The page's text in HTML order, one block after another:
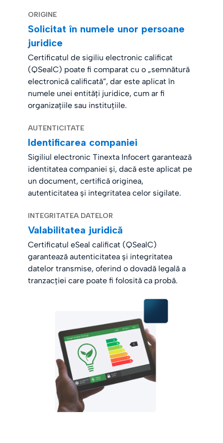
ORIGINE
Solicitat în numele unor persoane
juridice
Certificatul de sigiliu electronic calificat
(QSealC) poate fi comparat cu o „semnătură
electronică calificată”, dar este aplicat în
numele unei entități juridice, cum ar fi
organizațiile sau instituțiile.
AUTENTICITATE
Identificarea companiei
Sigiliul electronic Tinexta Infocert garantează
identitatea companiei și, dacă este aplicat pe
un document, certifică originea,
autenticitatea și integritatea celor sigilate.
INTEGRITATEA DATELOR
Valabilitatea juridică
Certificatul eSeal calificat (QSealC)
garantează autenticitatea și integritatea
datelor transmise, oferind o dovadă legală a
tranzacției care poate fi folosită ca probă.